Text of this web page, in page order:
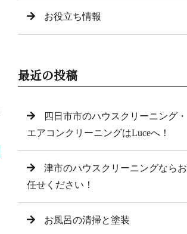
お役立ち情報
最近の投稿
四日市市のハウスクリーニング・
エアコンクリーニングはLuceへ！
津市のハウスクリーニングならお
任せください！
お風呂の清掃と塗装